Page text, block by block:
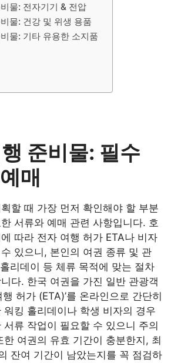
물: 전자기기 & 전압
물: 건강 및 위생 용품
물: 기타 유용한 소지품
준비물: 필수
매
할 때 가장 먼저 확인해야 할 부분
서류와 예매 관련 사항입니다. 호
따라 전자 여행 허가 ETA나 비자
있으니, 본인의 여권 종류 및 관
리데이 등 체류 목적에 맞는 절차
다. 한국 여권을 가진 일반 관광객
행 허가 (ETA)’를 온라인으로 간단히
워킹 홀리데이나 학생 비자의 경우
서류 작업이 필요할 수 있으니 주의
한 여권의 유효 기간이 충분한지, 최
잔여 기간이 남았는지를 꼭 점검하